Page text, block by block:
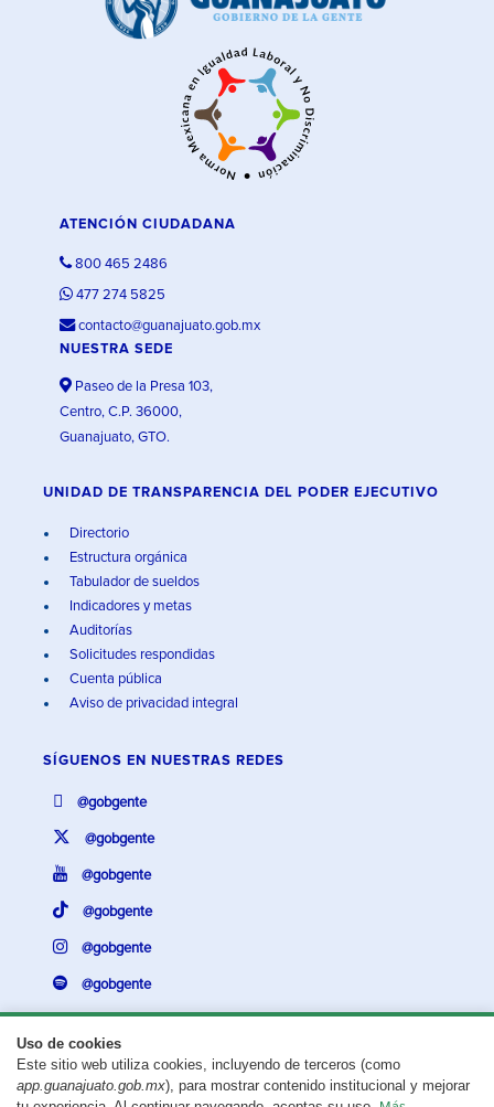
Uso de cookies
Este sitio web utiliza cookies, incluyendo de terceros (como
app.guanajuato.gob.mx), para mostrar contenido institucional y mejorar
ATENCIÓN CIUDADANA
800 465 2486
477 274 5825
contacto@guanajuato.gob.mx
NUESTRA SEDE
Paseo de la Presa 103,
Centro, C.P. 36000,
Guanajuato, GTO.
UNIDAD DE TRANSPARENCIA DEL PODER EJECUTIVO
Directorio
Estructura orgánica
Tabulador de sueldos
Indicadores y metas
Auditorías
Solicitudes respondidas
Cuenta pública
Aviso de privacidad integral
SÍGUENOS EN NUESTRAS REDES
@gobgente
@gobgente
@gobgente
@gobgente
@gobgente
@gobgente
¿Existe algún problema con esta página?Repórtalo aquí.